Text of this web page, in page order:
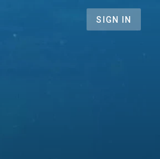
SIGN IN